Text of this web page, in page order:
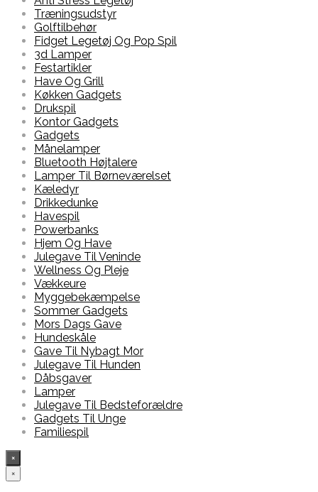
Træningsudstyr
Golftilbehør
Fidget Legetøj Og Pop Spil
3d Lamper
Festartikler
Have Og Grill
Køkken Gadgets
Drukspil
Kontor Gadgets
Gadgets
Månelamper
Bluetooth Højtalere
Lamper Til Børneværelset
Kæledyr
Drikkedunke
Havespil
Powerbanks
Hjem Og Have
Julegave Til Veninde
Wellness Og Pleje
Vækkeure
Myggebekæmpelse
Sommer Gadgets
Mors Dags Gave
Hundeskåle
Gave Til Nybagt Mor
Julegave Til Hunden
Dåbsgaver
Lamper
Julegave Til Bedsteforældre
Gadgets Til Unge
Familiespil
×
×